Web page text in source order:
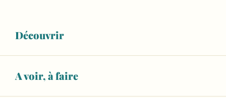
Découvrir
A voir, à faire